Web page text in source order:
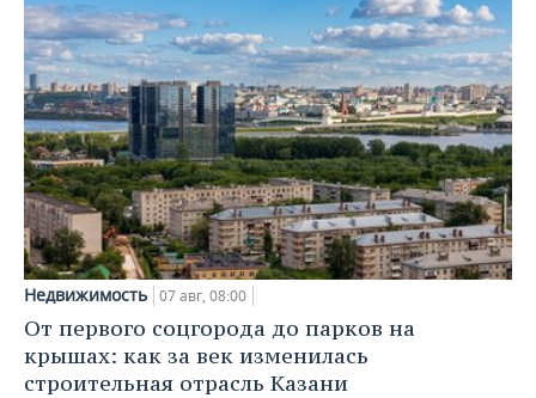
Недвижимость 07 авг, 08:00
От первого соцгорода до парков на
крышах: как за век изменилась
строительная отрасль Казани